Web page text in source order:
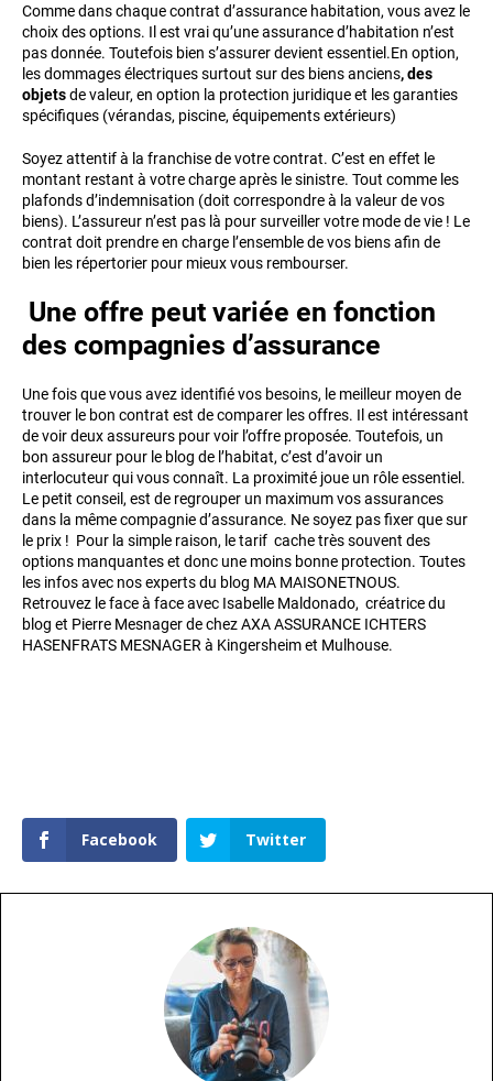
Comme dans chaque contrat d’assurance habitation, vous avez le
choix des options. Il est vrai qu’une assurance d’habitation n’est
pas donnée. Toutefois bien s’assurer devient essentiel.En option,
les dommages électriques surtout sur des biens anciens, des
objetsde valeur, en option la protection juridique et les garanties
spécifiques (vérandas, piscine, équipements extérieurs)
Soyez attentif à la franchise de votre contrat. C’est en effet le
montant restant à votre charge après le sinistre. Tout comme les
plafonds d’indemnisation (doit correspondre à la valeur de vos
biens). L’assureur n’est pas là pour surveiller votre mode de vie ! Le
contrat doit prendre en charge l’ensemble de vos biens afin de
bien les répertorier pour mieux vous rembourser.
Une offre peut variée en fonction
des compagnies d’assurance
Une fois que vous avez identifié vos besoins, le meilleur moyen de
trouver le bon contrat est de comparer les offres. Il est intéressant
de voir deux assureurs pour voir l’offre proposée. Toutefois, un
bon assureur pour le blog de l’habitat, c’est d’avoir un
interlocuteur qui vous connaît. La proximité joue un rôle essentiel.
Le petit conseil, est de regrouper un maximum vos assurances
dans la même compagnie d’assurance. Ne soyez pas fixer que sur
le prix ! Pour la simple raison, le tarif cache très souvent des
options manquantes et donc une moins bonne protection. Toutes
les infos avec nos experts du blog MA MAISONETNOUS.
Retrouvez le face à face avec Isabelle Maldonado, créatrice du
blog et Pierre Mesnager de chez AXA ASSURANCE ICHTERS
HASENFRATS MESNAGER à Kingersheim et Mulhouse.
Facebook Twitter